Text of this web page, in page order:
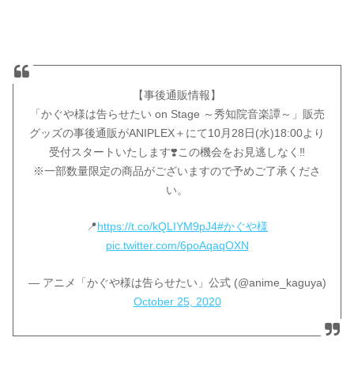
【事後通販情報】
「かぐや様は告らせたい on Stage ～秀知院音楽譚～」販売
グッズの事後通販がANIPLEX＋にて10月28日(水)18:00より
受付スタートいたします❣️この機会をお見逃しなく‼
※一部数量限定の商品がございますので予めご了承くださ
い。
📍https://t.co/kQLIYM9pJ4#かぐや様
pic.twitter.com/6poAqaqOXN
— アニメ「かぐや様は告らせたい」公式 (@anime_kaguya)
October 25, 2020